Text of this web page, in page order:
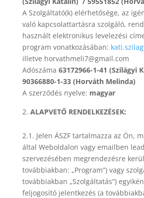
A Szolgáltató(k) elérhetősége, az
való kapcsolattartásra szolgáló,
használt elektronikus levelezési
program vonatkozásában:
illetve horvathmeli7@gmail.com
Adószáma 63172966-1-41 (Szilágyi
90366880-1-33 (Horváth Melinda)
A szerződés nyelve: magyar
ALAPVETŐ RENDELKEZÉSEK:
2.1. Jelen ÁSZF tartalmazza az Ön,
által Weboldalon vagy emailben
szervezésében megrendezésre
továbbiakban: „Program”) vagy
továbbiakban „Szolgáltatás”)
feljogosító jelentkezés (a